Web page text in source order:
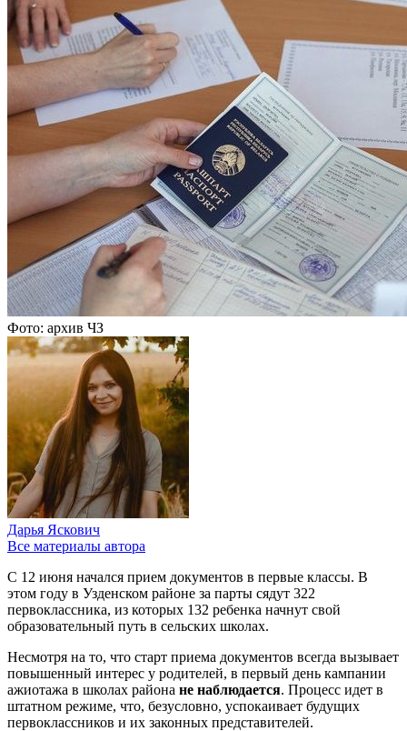
Фото: архив ЧЗ
Дарья Яскович
Все материалы автора
С 12 июня начался прием документов в первые классы. В
этом году в Узденском районе за парты сядут 322
первоклассника, из которых 132 ребенка начнут свой
образовательный путь в сельских школах.
Несмотря на то, что старт приема документов всегда вызывает
повышенный интерес у родителей, в первый день кампании
ажиотажа в школах района не наблюдается. Процесс идет в
штатном режиме, что, безусловно, успокаивает будущих
первоклассников и их законных представителей.